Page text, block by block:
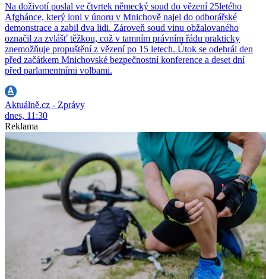
Na doživotí poslal ve čtvrtek německý soud do vězení 25letého
Afghánce, který loni v únoru v Mnichově najel do odborářské
demonstrace a zabil dva lidi. Zároveň soud vinu obžalovaného
označil za zvlášť těžkou, což v tamním právním řádu prakticky
znemožňuje propuštění z vězení po 15 letech. Útok se odehrál den
před začátkem Mnichovské bezpečnostní konference a deset dní
před parlamentními volbami.
Aktuálně.cz - Zprávy
dnes, 11:30
Reklama